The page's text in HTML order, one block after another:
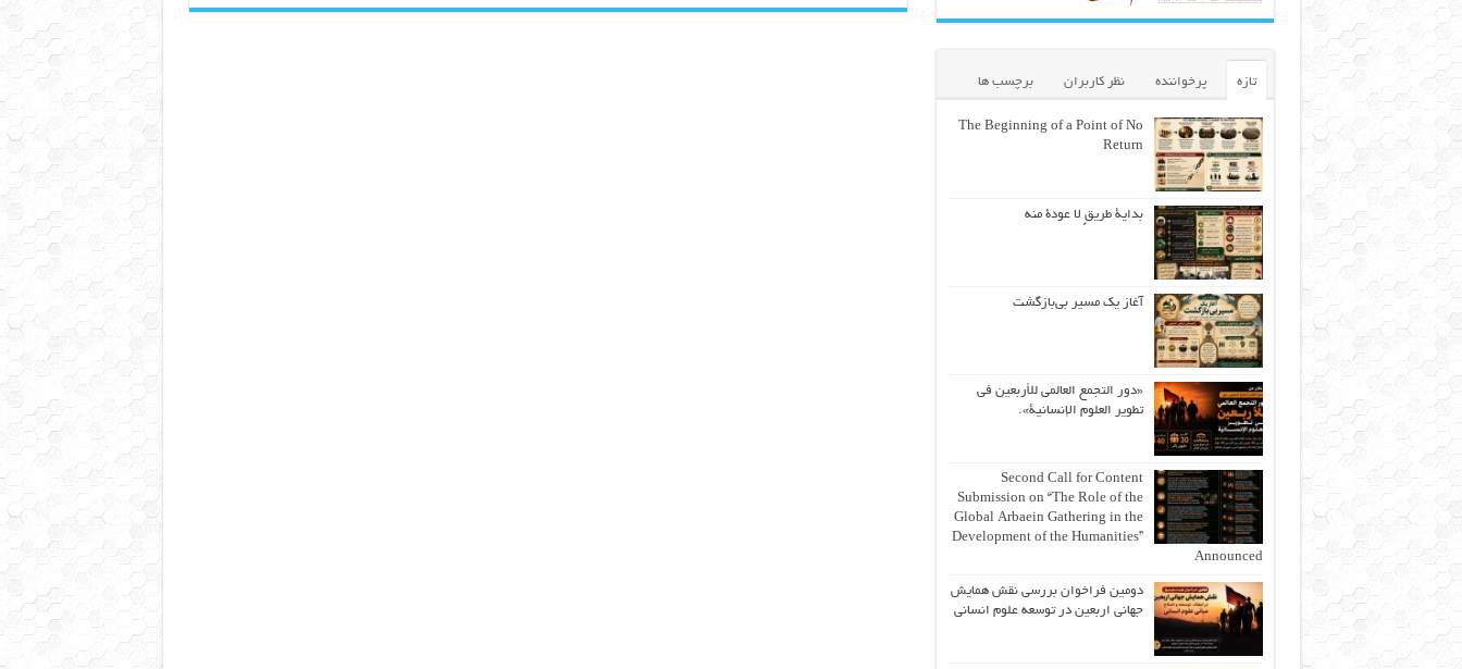
تازه پرخواننده نظر کاربران برچسب ها
The Beginning of a Point of No
Return
بداية طريقٍ لا عودة منه
آغاز یک مسیر بی‌بازگشت
«دور التجمع العالمي للأربعين في
تطوير العلوم الإنسانية».
Second Call for Content
Submission on “The Role of the
Global Arbaein Gathering in the
Development of the Humanities”
Announced
دومین فراخوان بررسی نقش همایش
جهانی اربعین در توسعه علوم انسانی